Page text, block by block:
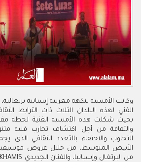
وكانت الأمسية بنكهة مغربية إسبانية برتغالية، جمعت فقرات من الإبداع
الفني لهذه البلدان الثلاث ذات الترابط
بحيث شكلت هذه الأمسية الفنية لحظة
والثقافة من أجل اكتشاف تجارب فنية
التجاوب والاحتفاء بالتعدد الثقافي
الأبيض المتوسط، من خلال عروض